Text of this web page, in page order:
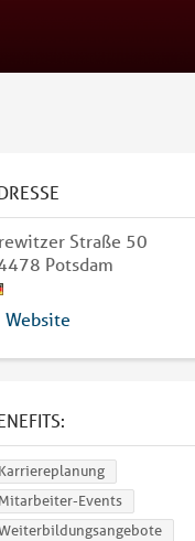
Straße 50
Potsdam
Website
Karriereplanung
Mitarbeiter-Events